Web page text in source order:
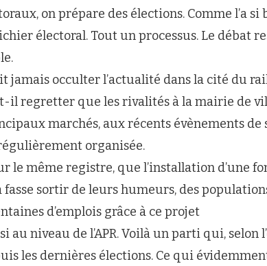
on prépare des élections. Comme l’a si
électoral. Tout un processus. Le débat
jamais occulter l’actualité dans la cité du
il regretter que les rivalités à la mairie de
marchés, aux récents évènements de
organisée.
le même registre, que l’installation d’une
fasse sortir de leurs humeurs, des
d’emplois grâce à ce projet
au niveau de l’APR. Voilà un parti qui, selon
les dernières élections. Ce qui